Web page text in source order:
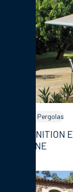
Stores et Pergolas
DÉFINITION
BANNE